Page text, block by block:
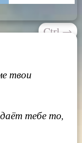
Ctrl →
твои
тебе то,